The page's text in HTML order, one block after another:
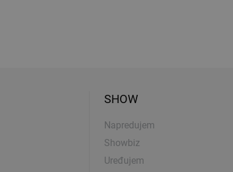
SHOW
Napredujem
Showbiz
Uređujem